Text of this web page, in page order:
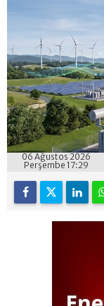
06 Ağustos 2026
Perşembe 17:29